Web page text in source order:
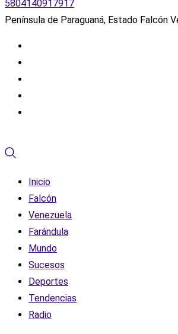
5804140917917
Península de Paraguaná, Estado Falcón
Inicio
Falcón
Venezuela
Farándula
Mundo
Sucesos
Deportes
Tendencias
Radio